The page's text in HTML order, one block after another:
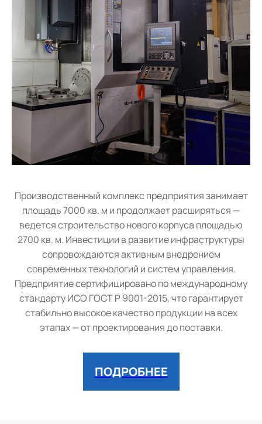
Производственный комплекс предприятия занимает
площадь 7000 кв. м и продолжает расширяться —
ведется строительство нового корпуса площадью
2700 кв. м. Инвестиции в развитие инфраструктуры
сопровождаются активным внедрением
современных технологий и систем управления.
Предприятие сертифицировано по международному
стандарту ИСО ГОСТ Р 9001-2015, что гарантирует
стабильно высокое качество продукции на всех
этапах — от проектирования до поставки.
ПОДРОБНЕЕ